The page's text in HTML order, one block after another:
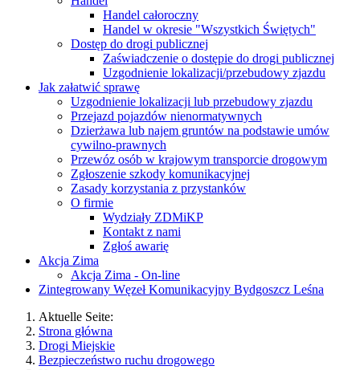
Handel całoroczny
Handel w okresie "Wszystkich Świętych"
Dostęp do drogi publicznej
Zaświadczenie o dostępie do drogi publicznej
Uzgodnienie lokalizacji/przebudowy zjazdu
Jak załatwić sprawę
Uzgodnienie lokalizacji lub przebudowy zjazdu
Przejazd pojazdów nienormatywnych
Dzierżawa lub najem gruntów na podstawie umów
cywilno-prawnych
Przewóz osób w krajowym transporcie drogowym
Zgłoszenie szkody komunikacyjnej
Zasady korzystania z przystanków
O firmie
Wydziały ZDMiKP
Kontakt z nami
Zgłoś awarię
Akcja Zima
Akcja Zima - On-line
Zintegrowany Węzeł Komunikacyjny Bydgoszcz Leśna
Aktuelle Seite:
Strona główna
Drogi Miejskie
Bezpieczeństwo ruchu drogowego